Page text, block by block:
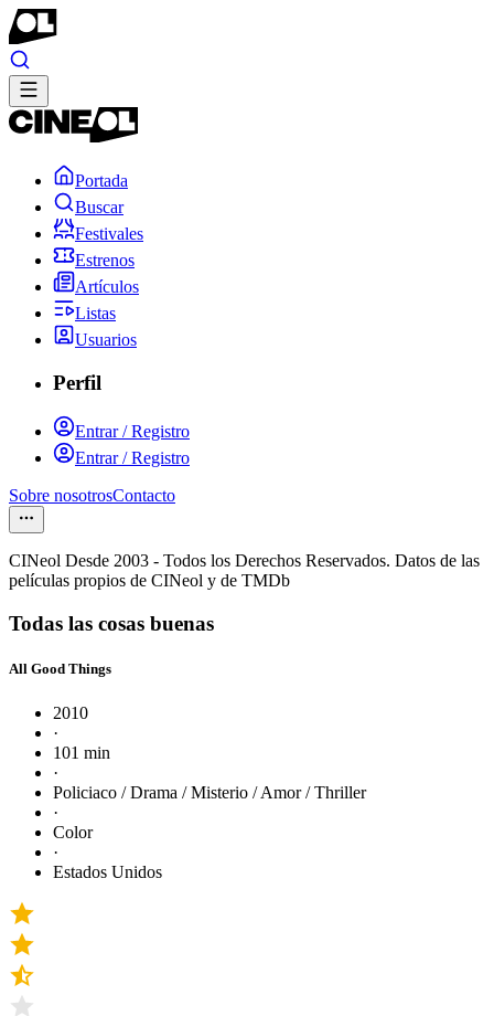
Portada
Buscar
Festivales
Estrenos
Artículos
Listas
Usuarios
Perfil
Entrar / Registro
Entrar / Registro
Sobre nosotrosContacto
CINeol Desde 2003 - Todos los Derechos Reservados. Datos de las
películas propios de CINeol y de TMDb
Todas las cosas buenas
All Good Things
2010
·
101 min
·
Policiaco / Drama / Misterio / Amor / Thriller
·
Color
·
Estados Unidos